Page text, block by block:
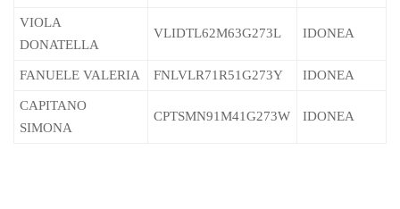
VIOLA
DONATELLA
VLIDTL62M63G273L IDONEA
FANUELE VALERIA FNLVLR71R51G273Y IDONEA
CAPITANO
SIMONA
CPTSMN91M41G273W IDONEA